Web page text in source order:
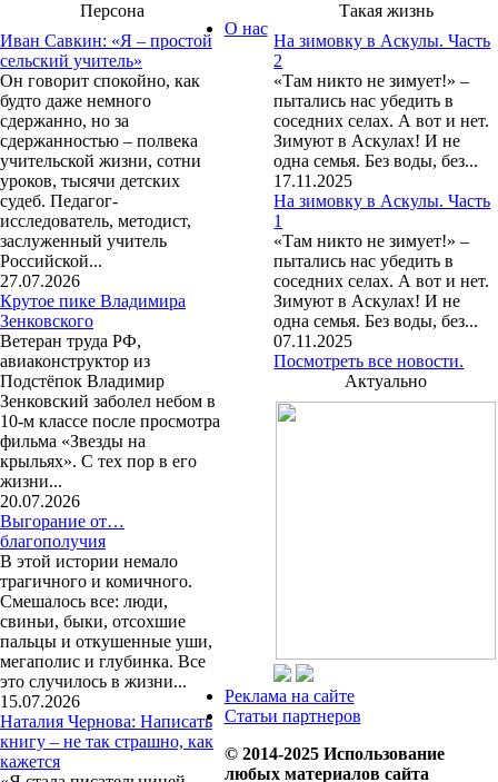
Персона
Иван Савкин: «Я – простой
сельский учитель»
Он говорит спокойно, как
будто даже немного
сдержанно, но за
сдержанностью – полвека
учительской жизни, сотни
уроков, тысячи детских
судеб. Педагог-
исследователь, методист,
заслуженный учитель
Российской...
27.07.2026
Крутое пике Владимира
Зенковского
Ветеран труда РФ,
авиаконструктор из
Подстёпок Владимир
Зенковский заболел небом в
10-м классе после просмотра
фильма «Звезды на
крыльях». С тех пор в его
жизни...
20.07.2026
Выгорание от…
благополучия
В этой истории немало
трагичного и комичного.
Смешалось все: люди,
свиньи, быки, отсохшие
пальцы и откушенные уши,
мегаполис и глубинка. Все
это случилось в жизни...
15.07.2026
Наталия Чернова: Написать
книгу – не так страшно, как
кажется
Такая жизнь
На зимовку в Аскулы. Часть
2
«Там никто не зимует!» –
пытались нас убедить в
соседних селах. А вот и нет.
Зимуют в Аскулах! И не
одна семья. Без воды, без...
17.11.2025
На зимовку в Аскулы. Часть
1
«Там никто не зимует!» –
пытались нас убедить в
соседних селах. А вот и нет.
Зимуют в Аскулах! И не
одна семья. Без воды, без...
07.11.2025
Посмотреть все новости.
Актуально
О нас
Реклама на сайте
Статьи партнеров
© 2014-2025 Использование
любых материалов сайта